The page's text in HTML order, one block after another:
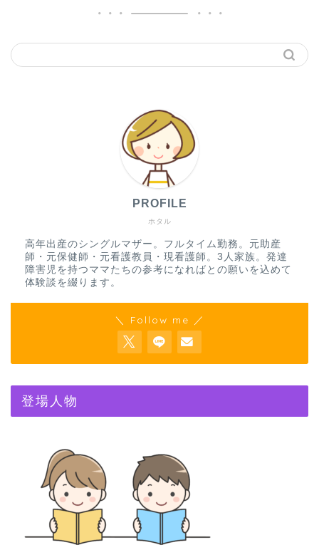
ホタル
PROFILE
高年出産のシングルマザー。フルタイム勤務。元助産
師・元保健師・元看護教員・現看護師。3人家族。発達
障害児を持つママたちの参考になればとの願いを込めて
体験談を綴ります。
＼ Follow me ／
登場人物